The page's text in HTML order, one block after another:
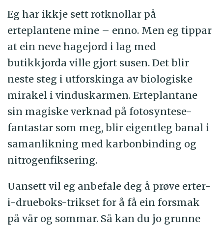
Eg har ikkje sett rotknollar på
erteplantene mine – enno. Men eg tippar
at ein neve hagejord i lag med
butikkjorda ville gjort susen. Det blir
neste steg i utforskinga av biologiske
mirakel i vinduskarmen.Erteplantane
sin magiske verknad på fotosyntese-
fantastar som meg, blir eigentleg banal i
samanlikning med karbonbinding og
nitrogenfiksering.
Uansett vil eg anbefale deg å prøve erter-
i-drueboks-trikset for å få ein forsmak
på vår og sommar. Så kan du jo grunne